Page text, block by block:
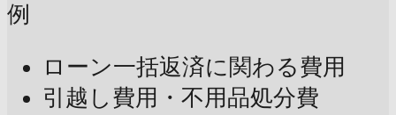
例
ローン一括返済に関わる費用
引越し費用・不用品処分費